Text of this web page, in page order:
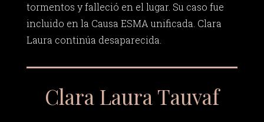
tormentos y falleció en el lugar. Su caso fue
incluido en la Causa ESMA unificada. Clara
Laura continúa desaparecida.
Clara Laura Tauvaf